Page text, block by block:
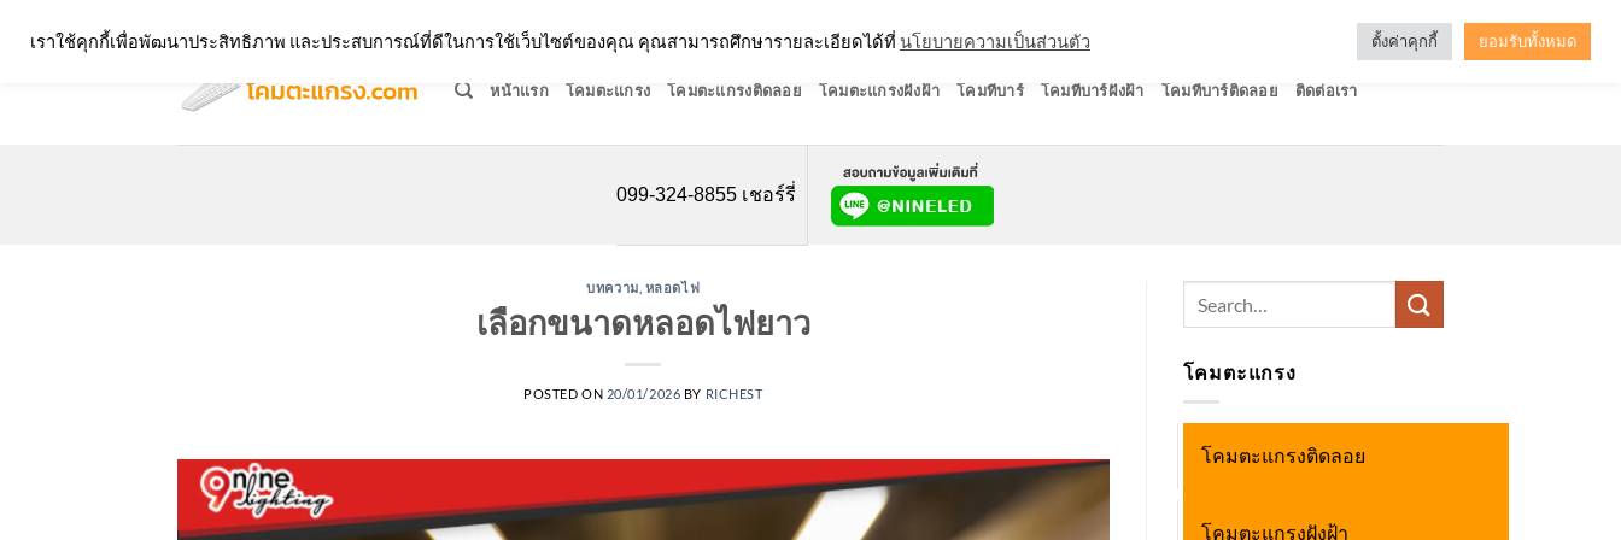
หน้าแรก โคมตะแกรง โคมตะแกรงติดลอย โคมตะแกรงฝังฝ้า โคมทีบาร์ โคมทีบาร์ฝังฝ้า โคมทีบาร์ติดลอย ติดต่อเรา
099-324-8855 เชอร์รี่
บทความ หลอดไฟ
เลือกขนาดหลอดไฟยาว
POSTED ON 20/01/2026 BY RICHEST
โคมตะแกรง
โคมตะแกรงติดลอย
โคมตะแกรงฝังฝ้า
เราใช้คุกกี้เพื่อพัฒนาประสิทธิภาพ และประสบการณ์ที่ดีในการใช้เว็บไซต์ของคุณ คุณสามารถศึกษารายละเอียดได้ที่ นโยบายความเป็นส่วนตัว ตั้งค่าคุกกี้ ยอมรับทั้งหมด